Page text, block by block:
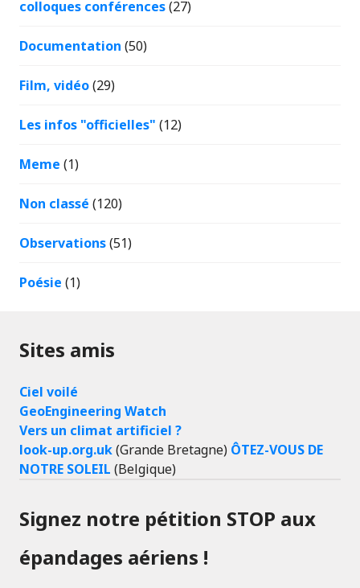
colloques conférences(27)
Documentation (50)
Film, vidéo(29)
Les infos "officielles" (12)
Meme (1)
Non classé (120)
Observations(51)
Poésie (1)
Sites amis
Ciel voilé
GeoEngineering Watch
Vers un climat artificiel ?
look-up.org.uk(Grande Bretagne) ÔTEZ-VOUS DE
NOTRE SOLEIL (Belgique)
Signez notre pétition STOP aux
épandages aériens !